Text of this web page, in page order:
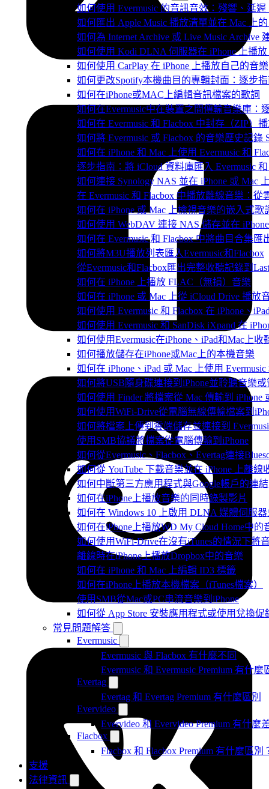
如何使用 Evermusic 的音訊音效：殘響、延
如何匯出 Apple Music 播放清單並在 Mac 上
如何為 Internet Archive 或 Live Music Archive
如何使用 Kodi DLNA 伺服器在 iPhone 上播
如何使用 CarPlay 在 iPhone 上播放自己的音樂
如何更改Spotify本機曲目的專輯封面：逐步
如何在iPhone或MAC上編輯音訊檔案的歌詞
如何在Evermusic中在裝置之間傳輸音樂庫：
如何在 Evermusic 和 Flacbox 中封存（ZIP
如何將 Evermusic 或 Flacbox 的音樂歷史記錄
如何在 iPhone 和 Mac 上使用 Evermusic 和
逐步指南：將 iCloud 資料庫匯入 Evermusic 和
如何連接 Synology NAS 並在 iPhone 或 Mac
在 Evermusic 和 Flacbox 中播放離線音樂：
如何在 iPhone 或 Mac 上檢視音樂的嵌入式
如何使用 WebDAV 連接 NAS 儲存並在
如何在 Evermusic 和 Flacbox 中將曲目合集
如何將M3U播放列表匯入Evermusic和Flacbox
從Evermusic和Flacbox匯出完整收聽記錄到
如何在 iPhone 上播放 FLAC（無損）音樂
如何在 iPhone 或 Mac 上從 iCloud Drive 播放
如何使用 Evermusic 和 Flacbox 在 iPhone、
如何使用 Evermusic 和 SanDisk iXpand 在
如何使用Evermusic在iPhone、iPad和Mac上收
如何播放儲存在iPhone或Mac上的本機音樂
如何在 iPhone、iPad 或 Mac 上使用
如何將USB隨身碟連接到iPhone並聆聽音樂
如何使用 Finder 將檔案從 Mac 傳輸到 iPhone
如何使用WiFi-Drive從電腦無線傳輸檔案到
如何將檔案上傳到雲端儲存並連接到
使用SMB協議將檔案從電腦傳輸到iPhone
如何從Evermusic、Flacbox、Evertag連接
如何從 YouTube 下載音樂並在 iPhone 上離線
如何中斷第三方應用程式與Google帳戶的連結
如何在iPhone上播放音樂的同時錄製影片
如何在 Windows 10 上啟用 DLNA 媒體伺服
如何在iPhone上播放WD My Cloud Home中的
如何使用WiFi-Drive在沒有iTunes的情況下將
離線時在iPhone上播放Dropbox中的音樂
如何在 iPhone 和 Mac 上編輯 ID3 標籤
如何在iPhone上播放本機檔案（iTunes檔案）
使用SMB從Mac或PC串流音樂到iPhone
如何從 App Store 安裝應用程式或使用兌換
常見問題解答
Evermusic
Evermusic 與 Flacbox 有什麼不同
Evermusic 和 Evermusic Premium 有什麼
Evertag
Evertag 和 Evertag Premium 有什麼區別
Evervideo
Evervideo 和 Evervideo Premium 有什麼
Flacbox
Flacbox 和 Flacbox Premium 有什麼區別
支援
法律資訊